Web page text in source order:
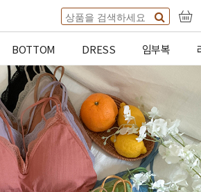
BOTTOM DRESS 임부복